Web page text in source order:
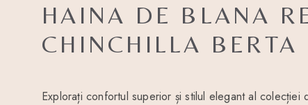
HAINA DE BLANA
CHINCHILLA BERTA
Explorați confortul superior și stilul elegant al colecției